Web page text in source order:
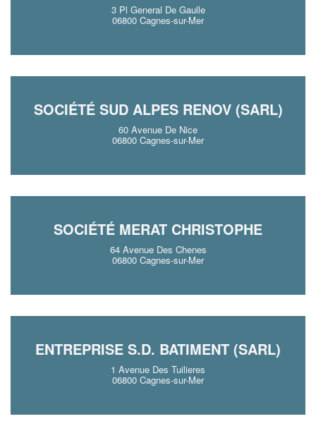
3 Pl General De Gaulle
06800 Cagnes-sur-Mer
SOCIÉTÉ SUD ALPES RENOV (SARL)
60 Avenue De Nice
06800 Cagnes-sur-Mer
SOCIÉTÉ MERAT CHRISTOPHE
64 Avenue Des Chenes
06800 Cagnes-sur-Mer
ENTREPRISE S.D. BATIMENT (SARL)
1 Avenue Des Tuilieres
06800 Cagnes-sur-Mer